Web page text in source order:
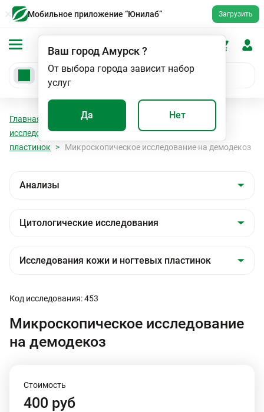
Мобильное приложение “Юнилаб” Загрузить
Ваш городАмурск?
От выбора города зависит набор
услуг
Да Нет
Главная Анализы
Цитологические
исследования
Исследования кожи и ногтевых
пластинок
Микроскопическое исследование на демодекоз
Код исследования: 453
Микроскопическое исследование
на демодекоз
Стоимость
400 руб